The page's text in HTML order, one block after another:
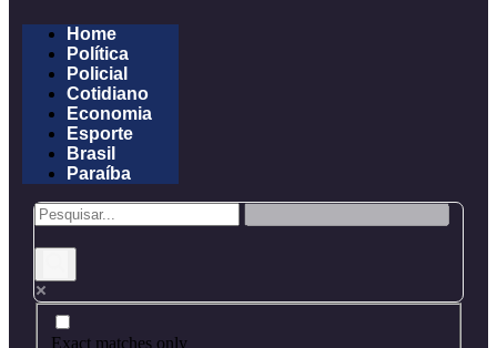
Home
Política
Policial
Cotidiano
Economia
Esporte
Brasil
Paraíba
Exact matches only